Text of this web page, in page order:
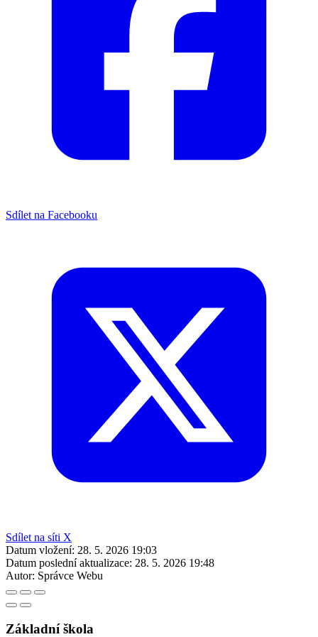
Sdílet na Facebooku
Sdílet na síti X
Datum vložení: 28. 5. 2026 19:03
Datum poslední aktualizace: 28. 5. 2026 19:48
Autor: Správce Webu
Základní škola